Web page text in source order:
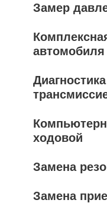
Замер
автомобиля
ходовой
Замена
Замена